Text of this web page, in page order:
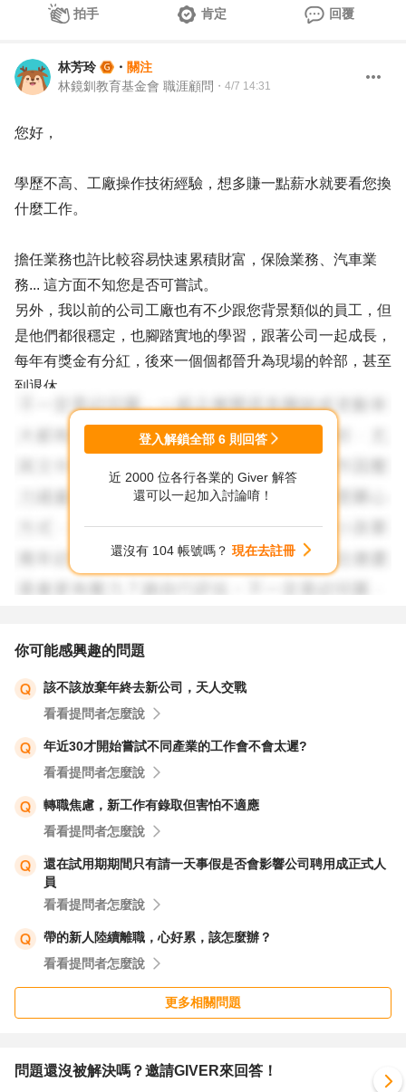
拍手 肯定 回覆
林芳玲 ・ 關注
林鏡釧教育基金會 職涯顧問 ・ 4/7 14:31
您好，
學歷不高、工廠操作技術經驗，想多賺一點薪水就要看您換
什麼工作。
擔任業務也許比較容易快速累積財富，保險業務、汽車業
務... 這方面不知您是否可嘗試。
另外，我以前的公司工廠也有不少跟您背景類似的員工，但
是他們都很穩定，也腳踏實地的學習，跟著公司一起成長，
每年有獎金有分紅，後來一個個都晉升為現場的幹部，甚至
到退休。
如果，您目前公司福利不錯，您不一定要離職，可以身兼副
登入解鎖全部 6 則回答
近 2000 位各行各業的 Giver 解答
還可以一起加入討論唷！
還沒有 104 帳號嗎？ 現在去註冊
你可能感興趣的問題
該不該放棄年終去新公司，天人交戰
看看提問者怎麼說
年近30才開始嘗試不同產業的工作會不會太遲?
看看提問者怎麼說
轉職焦慮，新工作有錄取但害怕不適應
看看提問者怎麼說
還在試用期期間只有請一天事假是否會影響公司聘用成正式人
員
看看提問者怎麼說
帶的新人陸續離職，心好累，該怎麼辦？
看看提問者怎麼說
更多相關問題
問題還沒被解決嗎？邀請GIVER來回答！